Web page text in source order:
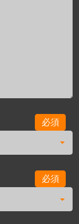
必須
必須